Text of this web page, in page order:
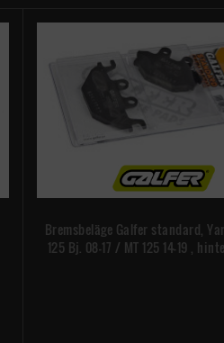
Bremsbeläge Galfer standard,
125 Bj. 08-17 / MT 125 14-19 ,